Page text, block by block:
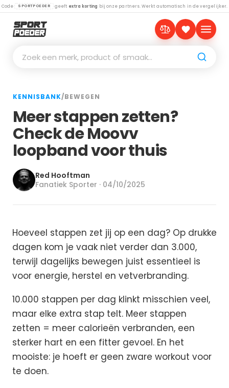
Code SPORTPOEDER geeft extra korting bij onze partners. Werkt automatisch in de vergelijker.
Zoek een merk, product of smaak…
KENNISBANK/BEWEGEN
Meer stappen zetten?
Check de Moovv
loopband voor thuis
Red Hooftman
Fanatiek Sporter · 04/10/2025
Hoeveel stappen zet jij op een dag? Op drukke
dagen kom je vaak niet verder dan 3.000,
terwijl dagelijks bewegen juist essentieel is
voor energie, herstel en vetverbranding.
10.000 stappen per dag klinkt misschien veel,
maar elke extra stap telt. Meer stappen
zetten = meer calorieën verbranden, een
sterker hart en een fitter gevoel. En het
mooiste: je hoeft er geen zware workout voor
te doen.